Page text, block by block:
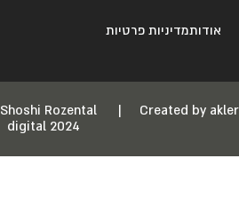
אודותמדיניות פרטיות
Shoshi Rozental | Created by akler
digital 2024